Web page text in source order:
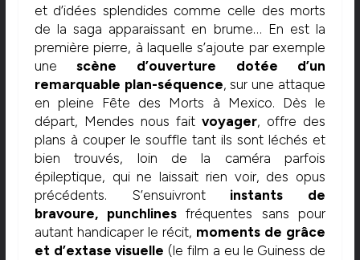
et d’idées splendides comme celle des morts
de la saga apparaissant en brume… En est la
première pierre, à laquelle s’ajoute par exemple
une scène d’ouverture dotée d’un
remarquable plan-séquence, sur une attaque
en pleine Fête des Morts à Mexico. Dès le
départ, Mendes nous faitvoyager, offre des
plans à couper le souffle tant ils sont léchés et
bien trouvés, loin de la caméra parfois
épileptique, qui ne laissait rien voir, des opus
précédents. S’ensuivrontinstants de
bravoure, punchlines fréquentes sans pour
autant handicaper le récit, moments de grâce
et d’extase visuelle (le film a eu le Guiness de